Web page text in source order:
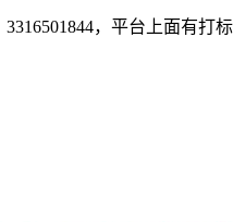
，平台上面有打